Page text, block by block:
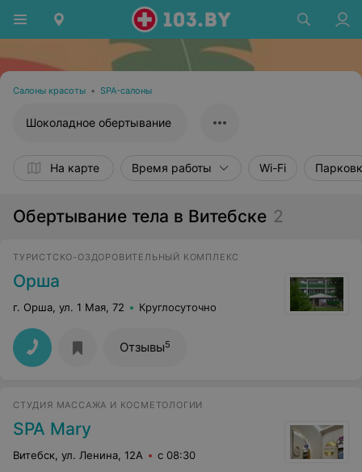
Салоны красоты • SPA-салоны
Шоколадное обертывание
На карте Время работы Wi-Fi
Обертывание тела в Витебске 2
ТУРИСТСКО-ОЗДОРОВИТЕЛЬНЫЙ КОМПЛЕКС
Орша
г. Орша, ул. 1 Мая, 72 Круглосуточно
Отзывы5
СТУДИЯ МАССАЖА И КОСМЕТОЛОГИИ
SPA Mary
Витебск, ул. Ленина, 12А с 08:30